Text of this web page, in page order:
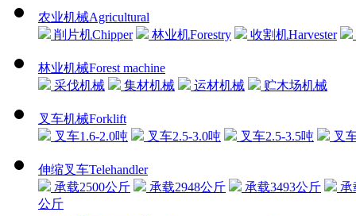
农业机械Agricultural
削片机Chipper
林业机Forestry 收割机Harvester
林业机械Forest machine
采伐机械
集材机械 运材机械 贮木场机械
叉车机械Forklift
叉车1.6-2.0吨
叉车2.5-3.0吨 叉车2.5-3.5吨 叉
伸缩叉车Telehandler
承载2500公斤
承载2948公斤 承载3493公斤
承
公斤